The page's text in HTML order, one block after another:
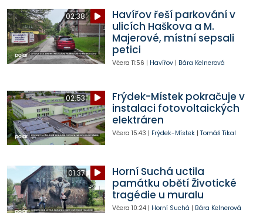
02:38
Havířov řeší parkování v
ulicích Haškova a M.
Majerové, místní sepsali
petici
Včera 11:56 | Havířov| Bára Kelnerová
02:53
Frýdek-Místek pokračuje v
instalaci fotovoltaických
elektráren
Včera 15:43 | Frýdek-Místek| Tomáš Tikal
01:37
Horní Suchá uctila
památku obětí Životické
tragédie u muralu
Včera 10:24| Horní Suchá | Bára Kelnerová